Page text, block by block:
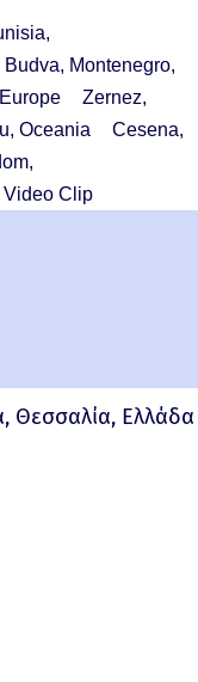
Budva, Montenegro,
Zernez,
Oceania
Cesena,
Video Clip
Θεσσαλία, Ελλάδα